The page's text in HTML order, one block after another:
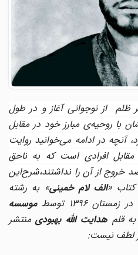
ظلم از نوجوانی آغاز و در طول
با روحیه‌ی مبارز خود در مقابل
در ادامه می‌خوانید روایت
افرادی است که به ناحق
از آن را نداشتند،شرح‌این
الف لام خمینی» به رشته
1396 توسط
موسسه
قلمهدایت الله بهبودیمنتشر
نیست: